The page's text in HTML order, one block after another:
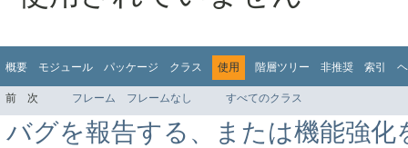
概要 モジュール パッケージ クラス 使用 階層ツリー 非推奨 索引
前 次 フレーム フレームなし すべてのクラス
バグを報告する、または機能強化